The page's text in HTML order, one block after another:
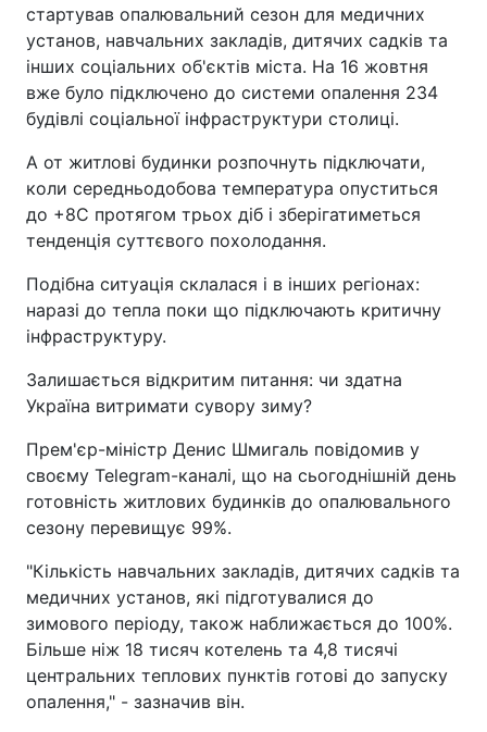
стартував опалювальний сезон для медичних
установ, навчальних закладів, дитячих садків та
інших соціальних об'єктів міста. На 16 жовтня
вже було підключено до системи опалення 234
будівлі соціальної інфраструктури столиці.
А от житлові будинки розпочнуть підключати,
коли середньодобова температура опуститься
до +8С протягом трьох діб і зберігатиметься
тенденція суттєвого похолодання.
Подібна ситуація склалася і в інших регіонах:
наразі до тепла поки що підключають критичну
інфраструктуру.
Залишається відкритим питання: чи здатна
Україна витримати сувору зиму?
Прем'єр-міністр Денис Шмигаль повідомив у
своєму Telegram-каналі, що на сьогоднішній день
готовність житлових будинків до опалювального
сезону перевищує 99%.
"Кількість навчальних закладів, дитячих садків та
медичних установ, які підготувалися до
зимового періоду, також наближається до 100%.
Більше ніж 18 тисяч котелень та 4,8 тисячі
центральних теплових пунктів готові до запуску
опалення," - зазначив він.